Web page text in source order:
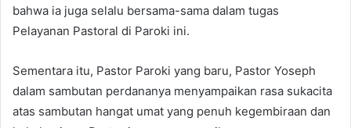
bahwa ia juga selalu bersama-sama dalam tugas
Pelayanan Pastoral di Paroki ini.
Sementara itu, Pastor Paroki yang baru, Pastor Yoseph
dalam sambutan perdananya menyampaikan rasa sukacita
atas sambutan hangat umat yang penuh kegembiraan dan